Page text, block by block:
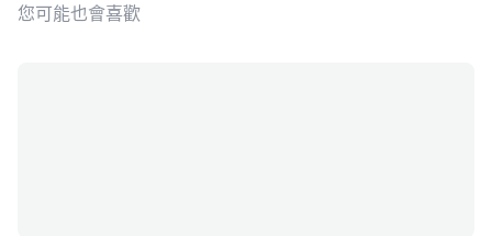
您可能也會喜歡